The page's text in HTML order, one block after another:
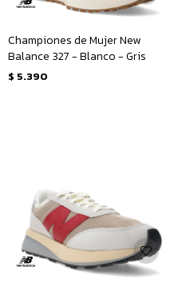
Championes de Mujer New
Balance 327 - Blanco - Gris
$ 5.390